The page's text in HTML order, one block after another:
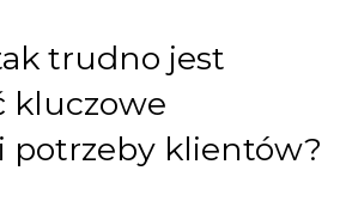
trudno jest
kluczowe
potrzeby klientów?